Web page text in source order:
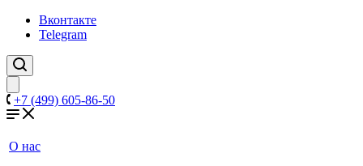
Вконтакте
Telegram
+7 (499) 605-86-50
О нас